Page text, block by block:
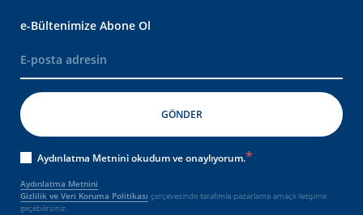
e-Bültenimize Abone Ol
Aydınlatma Metnini okudum ve onaylıyorum.
Aydınlatma Metnini
Gizlilik ve Veri Koruma Politikası çerçevesinde tarafımla pazarlama amaçlı iletişime
geçebilirsiniz.